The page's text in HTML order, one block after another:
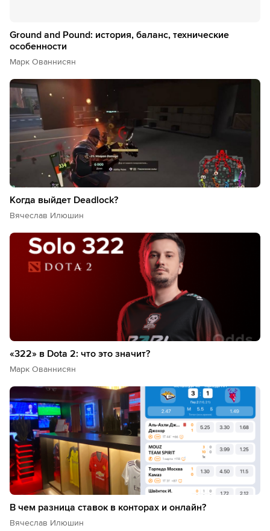
Ground and Pound: история, баланс, технические
особенности
Марк Ованнисян
Когда выйдет Deadlock?
Вячеслав Илюшин
«322» в Dota 2: что это значит?
Марк Ованнисян
В чем разница ставок в конторах и онлайн?
Вячеслав Илюшин